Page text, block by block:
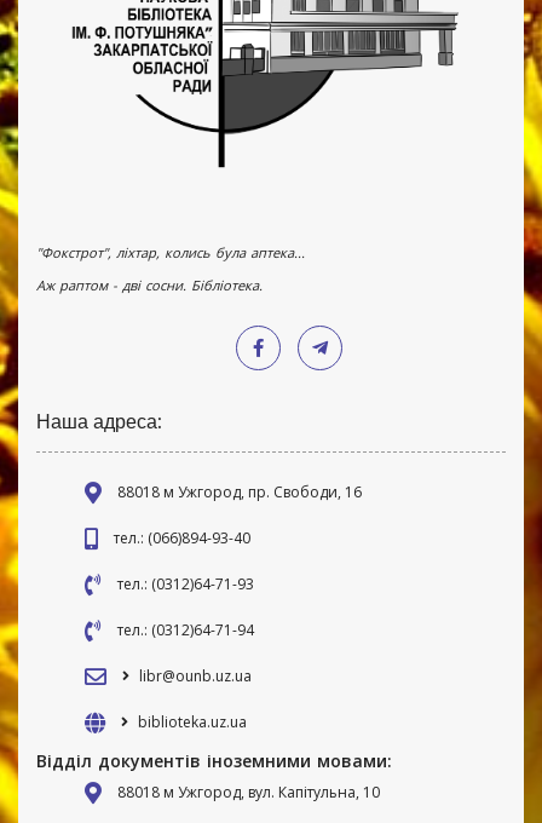
"Фокстрот", ліхтар, колись була аптека...
Аж раптом - дві сосни. Бібліотека.
Наша адреса:
88018 м Ужгород, пр. Свободи, 16
тел.: (066)894-93-40
тел.: (0312)64-71-93
тел.: (0312)64-71-94
libr@ounb.uz.ua
biblioteka.uz.ua
Відділ документів іноземними мовами:
88018 м Ужгород, вул. Капітульна, 10